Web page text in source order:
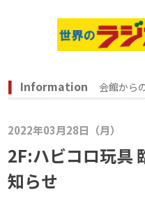
Information 会館から
2022年03月28日（月）
2F:ハビコロ玩具
知らせ